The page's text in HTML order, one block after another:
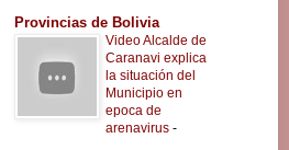
Provincias de Bolivia
Video Alcalde de
Caranavi explica
la situación del
Municipio en
epoca de
arenavirus -